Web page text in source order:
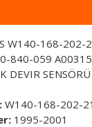
W140-168-202-
840-059
DEVIR SENSÖRÜ
W140-168-202-
1995-2001